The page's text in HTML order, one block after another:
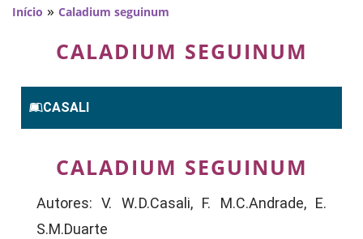
Início » Caladium seguinum
CALADIUM SEGUINUM
CASALI
CALADIUM SEGUINUM
Autores: V. W.D.Casali, F. M.C.Andrade, E.
S.M.Duarte